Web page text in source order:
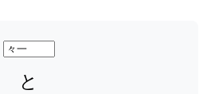
と